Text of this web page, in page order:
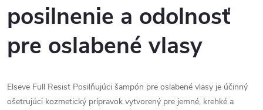
posilnenie a odolnosť
pre oslabené vlasy
Elseve Full Resist Posilňujúci šampón pre oslabené vlasy je účinný
ošetrujúci kozmetický prípravok vytvorený pre jemné, krehké a